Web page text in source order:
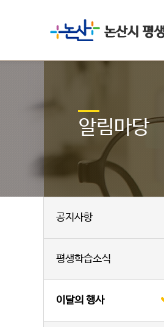
알림마당
공지사항
평생학습소식
이달의 행사